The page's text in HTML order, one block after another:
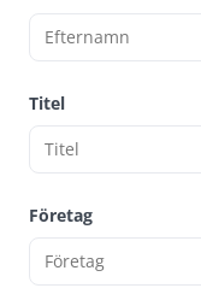
Titel
Företag